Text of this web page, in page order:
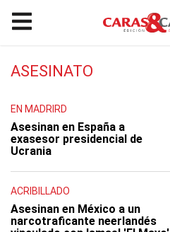
ASESINATO
EN MADRIRD
Asesinan en España a
exasesor presidencial de
Ucrania
ACRIBILLADO
Asesinan en México a un
narcotraficante neerlandés